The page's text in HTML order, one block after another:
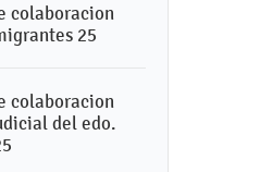
colaboracion
25
colaboracion
del edo.